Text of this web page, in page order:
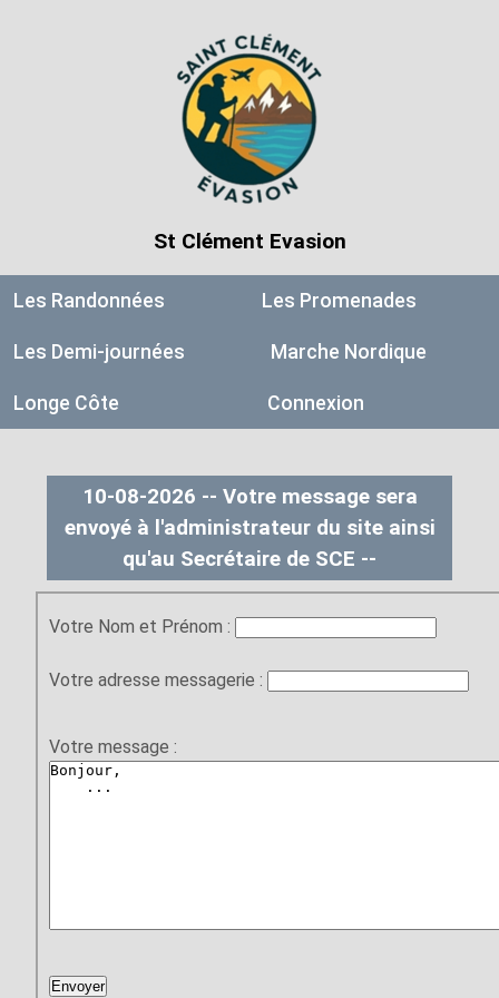
St Clément Evasion
Les Randonnées Les Promenades
Les Demi-journées Marche Nordique
Longe Côte Connexion
10-08-2026 -- Votre message sera
envoyé à l'administrateur du site ainsi
qu'au Secrétaire de SCE --
Votre Nom et Prénom :
Votre adresse messagerie :
Votre message :
Envoyer